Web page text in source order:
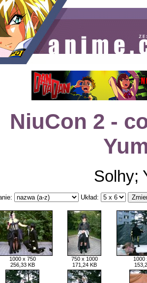
NiuCon 2 -
Solhy;
Układ:
1000 x 750
256,33 KB
750 x 1000
171,24 KB
1000